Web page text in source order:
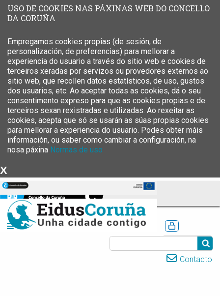
USO DE COOKIES NAS PÁXINAS WEB DO CONCELLO
DA CORUÑA
Empregamos cookies propias (de sesión, de
personalización, de preferencias) para mellorar a
experiencia do usuario a través do sitio web e cookies de
terceiros xeradas por servizos ou provedores externos ao
sitio web, que recollen datos estatísticos, de uso, gustos
dos usuarios, etc. Ao aceptar todas as cookies, dá o seu
consentimento expreso para que as cookies propias e de
terceiros sexan rexistradas e utilizadas. Ao rexeitar as
cookies, acepta que só se usarán as súas propias cookies
para mellorar a experiencia do usuario. Podes obter máis
información, ou saber como cambiar a configuración, na
nosa páxina Normas de uso
X
Contacto
CASTELLANO